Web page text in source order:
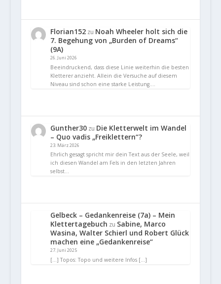
Florian152zu Noah Wheeler holt sich die
7. Begehung von „Burden of Dreams“
(9A)
26. Juni 2026
Beeindruckend, dass diese Linie weiterhin die besten
Kletterer anzieht. Allein die Versuche auf diesem
Niveau sind schon eine starke Leistung.…
Gunther30zu Die Kletterwelt im Wandel
– Quo vadis „Freiklettern“?
23. März 2026
Ehrlich gesagt spricht mir dein Text aus der Seele, weil
ich diesen Wandel am Fels in den letzten Jahren
selbst…
Gelbeck – Gedankenreise (7a) – Mein
Klettertagebuch zu Sabine, Marco
Wasina, Walter Schierl und Robert Glück
machen eine „Gedankenreise“
27. Juni 2025
[…] Topos: Topo und weitere Infos […]